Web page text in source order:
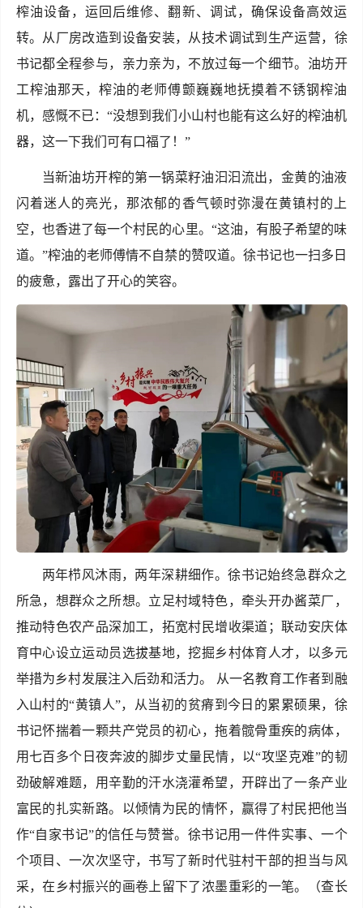
榨油设备，运回后维修、翻新、调试，确保设备高效运
转。从厂房改造到设备安装，从技术调试到生产运营，徐
书记都全程参与，亲力亲为，不放过每一个细节。油坊开
工榨油那天，榨油的老师傅颤巍巍地抚摸着不锈钢榨油
机，感慨不已：“没想到我们小山村也能有这么好的榨油机
器，这一下我们可有口福了！”
当新油坊开榨的第一锅菜籽油汩汩流出，金黄的油液
闪着迷人的亮光，那浓郁的香气顿时弥漫在黄镇村的上
空，也香进了每一个村民的心里。“这油，有股子希望的味
道。”榨油的老师傅情不自禁的赞叹道。徐书记也一扫多日
的疲惫，露出了开心的笑容。
两年栉风沐雨，两年深耕细作。徐书记始终急群众之
所急，想群众之所想。立足村域特色，牵头开办酱菜厂，
推动特色农产品深加工，拓宽村民增收渠道；联动安庆体
育中心设立运动员选拔基地，挖掘乡村体育人才，以多元
举措为乡村发展注入后劲和活力。 从一名教育工作者到融
入山村的“黄镇人”，从当初的贫瘠到今日的累累硕果，徐
书记怀揣着一颗共产党员的初心，拖着髋骨重疾的病体，
用七百多个日夜奔波的脚步丈量民情，以“攻坚克难”的韧
劲破解难题，用辛勤的汗水浇灌希望，开辟出了一条产业
富民的扎实新路。以倾情为民的情怀，赢得了村民把他当
作“自家书记”的信任与赞誉。徐书记用一件件实事、一个
个项目、一次次坚守，书写了新时代驻村干部的担当与风
采，在乡村振兴的画卷上留下了浓墨重彩的一笔。（查长